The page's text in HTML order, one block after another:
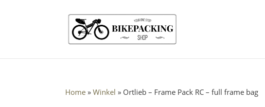
Home »Winkel » Ortlieb – Frame Pack RC – full frame bag